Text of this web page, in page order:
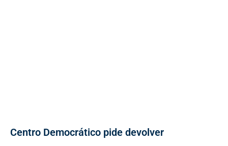
Centro Democrático pide devolver